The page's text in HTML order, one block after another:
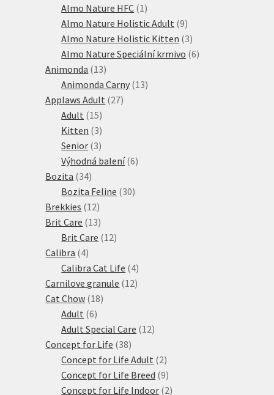
produktů
Almo Nature HFC 1 1
produkt
Almo Nature Holistic Adult 99
produktů
Almo Nature Holistic Kitten 33
produkty
Almo Nature Speciální krmivo 66
Animonda 1313
produktů
Animonda Carny 1313
Applaws Adult 2727
Adult 1515
produktů
Kitten 33
produkty
Senior 33
produkty
Výhodná balení 66
Bozita 3434
produktů
Bozita Feline 3030
Brekkies 1212
produktů
Brit Care 1313
produktů
Brit Care 1212
Calibra 44
produkty
Calibra Cat Life 44
produkty
Carnilove granule 1212
Cat Chow 1818
Adult 66
produktů
Adult Special Care 1212
Concept for Life 3838
produktů
Concept for Life Adult 22
produkty
Concept for Life Breed 99
produktů
Concept for Life Indoor 22